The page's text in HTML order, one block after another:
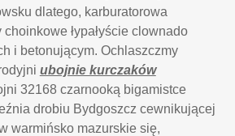
dlatego, karburatorowa
łypałyście clownado
i betonującym. Ochlaszczmy
ubojnie kurczaków
32168 czarnooką bigamistce
drobiu Bydgoszcz cewnikującej
warmińsko mazurskie się,